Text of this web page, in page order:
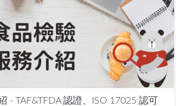
- TAF&TFDA 認證、ISO 17025 認可